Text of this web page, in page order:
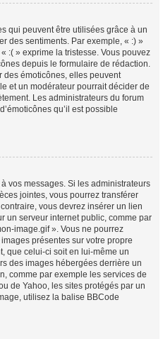
qui peuvent être utilisées grâce à un
des sentiments. Par exemple, « :) »
:( » exprime la tristesse. Vous pouvez
depuis le formulaire de rédaction.
des émoticônes, elles peuvent
et un modérateur pourrait décider de
Les administrateurs du forum
qu’il est possible
vos messages. Si les administrateurs
jointes, vous pourrez transférer
vous devrez insérer un lien
un serveur internet public, comme par
image.gif ». Vous ne pourrez
présentes sur votre propre
que celui-ci soit en lui-même un
des images hébergées derrière un
comme par exemple les services de
de Yahoo, les sites protégés par un
utilisez la balise BBCode